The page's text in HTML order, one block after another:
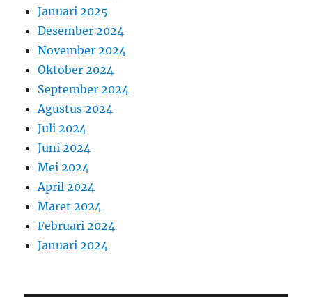
Januari 2025
Desember 2024
November 2024
Oktober 2024
September 2024
Agustus 2024
Juli 2024
Juni 2024
Mei 2024
April 2024
Maret 2024
Februari 2024
Januari 2024